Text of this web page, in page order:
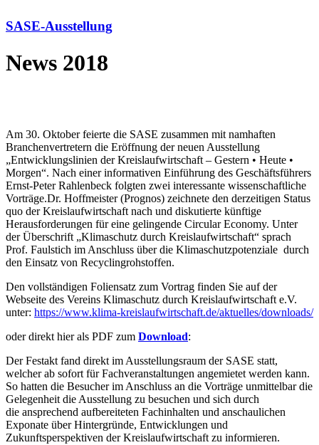
SASE-Ausstellung
News 2018
Am 30. Oktober feierte die SASE zusammen mit namhaften
Branchenvertretern die Eröffnung der neuen Ausstellung
„Entwicklungslinien der Kreislaufwirtschaft – Gestern • Heute •
Morgen“. Nach einer informativen Einführung des Geschäftsführers
Ernst-Peter Rahlenbeck folgten zwei interessante wissenschaftliche
Vorträge.Dr. Hoffmeister (Prognos) zeichnete den derzeitigen Status
quo der Kreislaufwirtschaft nach und diskutierte künftige
Herausforderungen für eine gelingende Circular Economy. Unter
der Überschrift „Klimaschutz durch Kreislaufwirtschaft“ sprach
Prof. Faulstich im Anschluss über die Klimaschutzpotenziale durch
den Einsatz von Recyclingrohstoffen.
Den vollständigen Foliensatz zum Vortrag finden Sie auf der
Webseite des Vereins Klimaschutz durch Kreislaufwirtschaft e.V.
unter: https://www.klima-kreislaufwirtschaft.de/aktuelles/downloads/
oder direkt hier als PDF zum Download:
Der Festakt fand direkt im Ausstellungsraum der SASE statt,
welcher ab sofort für Fachveranstaltungen angemietet werden kann.
So hatten die Besucher im Anschluss an die Vorträge unmittelbar die
Gelegenheit die Ausstellung zu besuchen und sich durch
die ansprechend aufbereiteten Fachinhalten und anschaulichen
Exponate über Hintergründe, Entwicklungen und
Zukunftsperspektiven der Kreislaufwirtschaft zu informieren.